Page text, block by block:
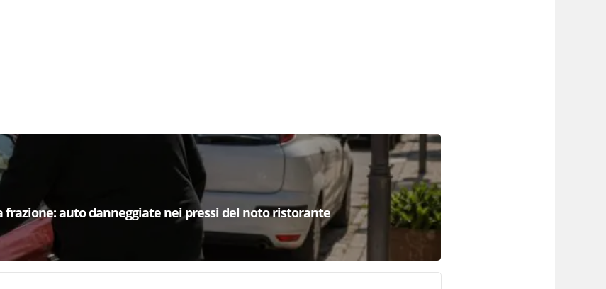
frazione: auto danneggiate nei pressi del noto ristorante